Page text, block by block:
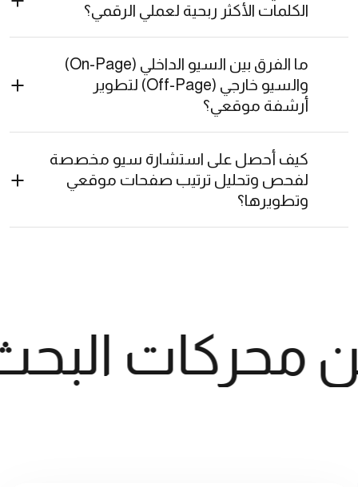
الكلمات الأكثر ربحية لعملي الرقمي؟
ما الفرق بين السيو الداخلي (On-Page)
والسيو خارجي (Off-Page) لتطوير
أرشفة موقعي؟
كيف أحصل على استشارة سيو مخصصة
لفحص وتحليل ترتيب صفحات موقعي
وتطويرها؟
محركات